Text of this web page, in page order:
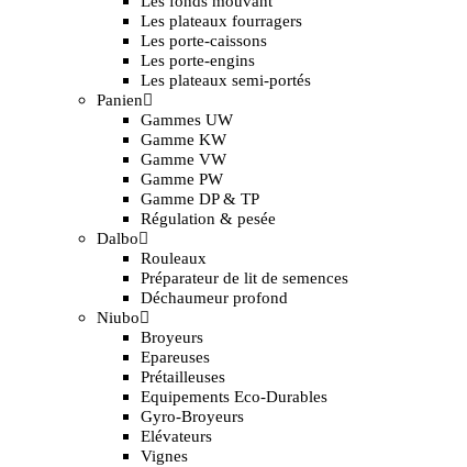
Les plateaux fourragers
Les porte-caissons
Les porte-engins
Les plateaux semi-portés
Panien
Gammes UW
Gamme KW
Gamme VW
Gamme PW
Gamme DP & TP
Régulation & pesée
Dalbo
Rouleaux
Préparateur de lit de semences
Déchaumeur profond
Niubo
Broyeurs
Epareuses
Prétailleuses
Equipements Eco-Durables
Gyro-Broyeurs
Elévateurs
Vignes